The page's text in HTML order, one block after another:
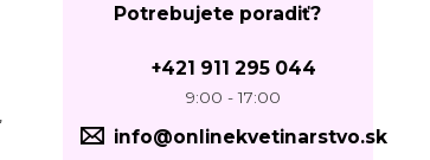
Potrebujete poradiť?
+421 911 295 044
9:00 - 17:00
info@onlinekvetinarstvo.sk